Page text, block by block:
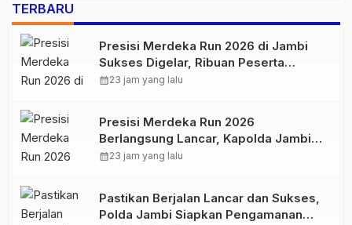
TERBARU
Presisi Merdeka Run 2026 di Jambi
Sukses Digelar, Ribuan Peserta
Ramaikan Event Nasional
calendar_month23 jam yang lalu
Presisi Merdeka Run 2026
Berlangsung Lancar, Kapolda Jambi
Ucapkan Terimakasih dan Apresiasi
calendar_month23 jam yang lalu
Pastikan Berjalan Lancar dan Sukses,
Polda Jambi Siapkan Pengamanan